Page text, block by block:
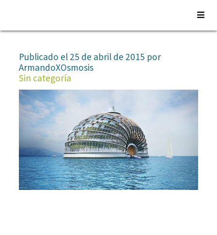
Saltar
contenidoPublicado el 25 de abril de 2015 por
ArmandoXOsmosis
Sin categoría